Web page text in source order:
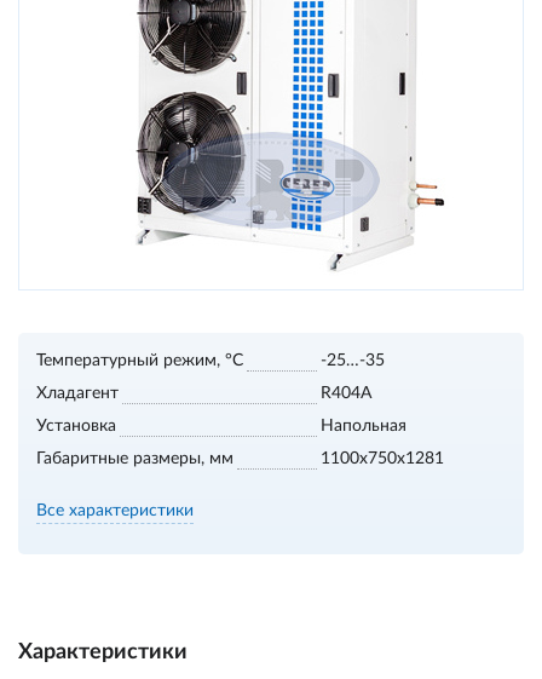
Температурный режим, °С
-25…-35
Хладагент
R404A
Установка
Напольная
Габаритные размеры, мм
1100х750х1281
Все характеристики
Характеристики